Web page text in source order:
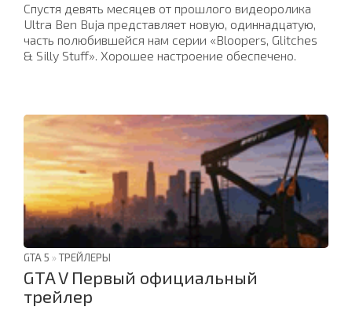
Спустя девять месяцев от прошлого видеоролика
Ultra Ben Buja представляет новую, одиннадцатую,
часть полюбившейся нам серии «Bloopers, Glitches
& Silly Stuff». Хорошее настроение обеспечено.
GTA 5 »ТРЕЙЛЕРЫ
GTA V Первый официальный
трейлер